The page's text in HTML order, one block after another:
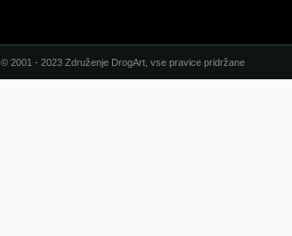
© 2001 - 2023 Združenje DrogArt, vse pravice pridržane